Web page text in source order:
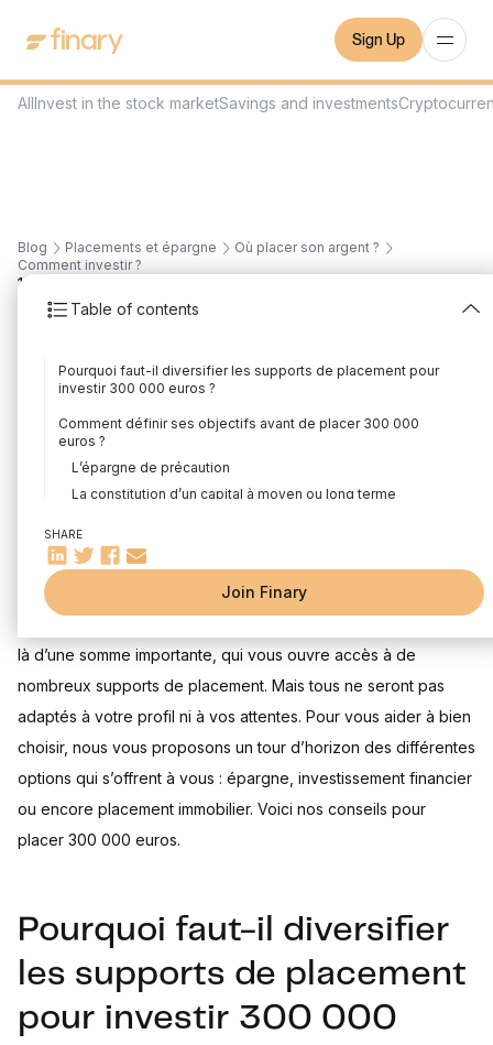
Sign Up
AllInvest in the stock marketSavings and investments
Blog Placements et épargne
Où placer son argent ?
Comment investir ?
Table of contents
Pourquoi faut-il diversifier les supports de placement pour
investir 300 000 euros ?
Comment définir ses objectifs avant de placer 300 000
euros ?
L’épargne de précaution
La constitution d’un capital à moyen ou long terme
Les supports de placement pour investir 300 000 euros
Les enveloppes fiscales, la simplicité avant tout
Placer 300 000 euros avec un profil offensif
Foire aux questions
SHARE
Join Finary
12
000 euros en 2026 ?
Written byMounir Laggoune Edited byMounir Laggoune
Héritage, plus-value immobilière, ou encore effort d’épargne
sur le long terme… Vous disposez de 300 000 euros que vous
là d’une somme importante, qui vous ouvre accès à de
nombreux supports de placement. Mais tous ne seront pas
adaptés à votre profil ni à vos attentes. Pour vous aider à bien
choisir, nous vous proposons un tour d’horizon des différentes
options qui s’offrent à vous : épargne, investissement financier
ou encore placement immobilier. Voici nos conseils pour
placer 300 000 euros.
Pourquoi faut-il diversifier
les supports de placement
pour investir 300 000